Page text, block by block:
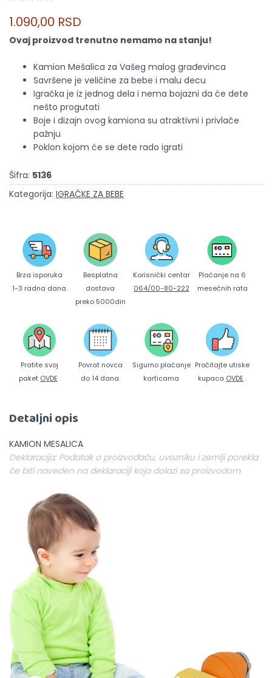
1.090,00 RSD
Ovaj proizvod trenutno nemamo na stanju!
Kamion Mešalica za Vašeg malog građevinca
Savršene je veličine za bebe i malu decu
Igračka je iz jednog dela i nema bojazni da će dete
nešto progutati
Boje i dizajn ovog kamiona su atraktivni i privlače
pažnju
Poklon kojom će se dete rado igrati
Šifra: 5136
Kategorija: IGRAČKE ZA BEBE
Brza isporuka
1-3 radna dana.
Besplatna
dostava
preko 5000din
Korisnički centar
064/00-80-222
Plaćanje na 6
mesečnih rata
Pratite svoj
paket OVDE .
Povrat novca
do 14 dana.
Sigurno plaćanje
karticama
Pročitajte utiske
kupaca OVDE .
Detaljni opis
KAMION MESALICA
Deklaracija: Podatak o proizvođaču, uvozniku i zemlji porekla
će biti naveden na deklaraciji koja dolazi sa proizvodom